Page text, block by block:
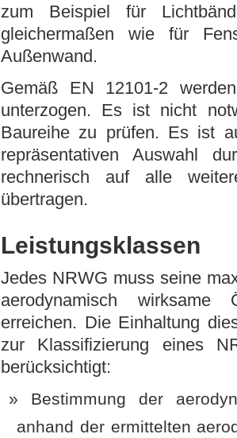
zum Beispiel für
gleichermaßen wie für
Außenwand.
Gemäß EN 12101-2
unterzogen. Es ist nicht
Baureihe zu prüfen. Es ist
repräsentativen Auswahl
rechnerisch auf alle
übertragen.
Leistungsklassen
Jedes NRWG muss seine
aerodynamisch wirksame
erreichen. Die Einhaltung
zur Klassifizierung eines
berücksichtigt:
Bestimmung der
anhand der ermittelten